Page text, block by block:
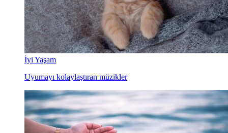
İyi Yaşam
Uyumayı kolaylaştıran müzikler